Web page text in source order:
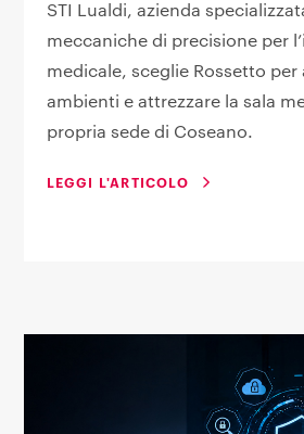
STI Lualdi, azienda
meccaniche di precisione per
medicale, sceglie Rossetto per
ambienti e attrezzare la sala
propria sede di Coseano.
LEGGI L'ARTICOLO